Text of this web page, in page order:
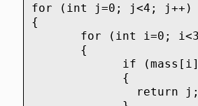
for (int j=0; j<4; j++)
{
for (int i=0; i<3;
{
if
{
return